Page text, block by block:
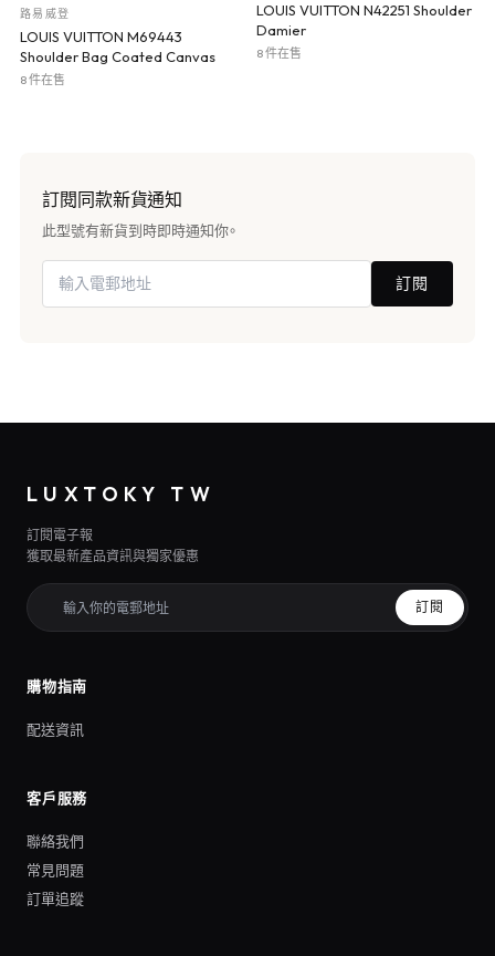
路易威登
LOUIS VUITTON M69443
Shoulder Bag Coated Canvas
8 件在售
LOUIS VUITTON N42251 Shoulder
Damier
8 件在售
訂閱同款新貨通知
此型號有新貨到時即時通知你。
訂閱
LUXTOKY TW
訂閱電子報
獲取最新產品資訊與獨家優惠
訂閱
購物指南
配送資訊
客戶服務
聯絡我們
常見問題
訂單追蹤